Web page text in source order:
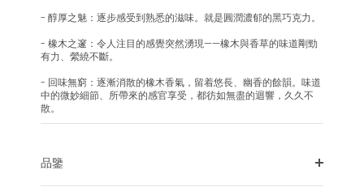
- 醇厚之魅：逐步感受到熟悉的滋味。就是圓潤濃郁的黑巧克力。
- 橡木之邃：令人注目的感覺突然湧現——橡木與香草的味道剛勁
有力、縈繞不斷。
- 回味無窮：逐漸消散的橡木香氣，留着悠長、幽香的餘韻。味道
中的微妙細節、所帶來的感官享受，都彷如無盡的迴響，久久不
散。
品鑒